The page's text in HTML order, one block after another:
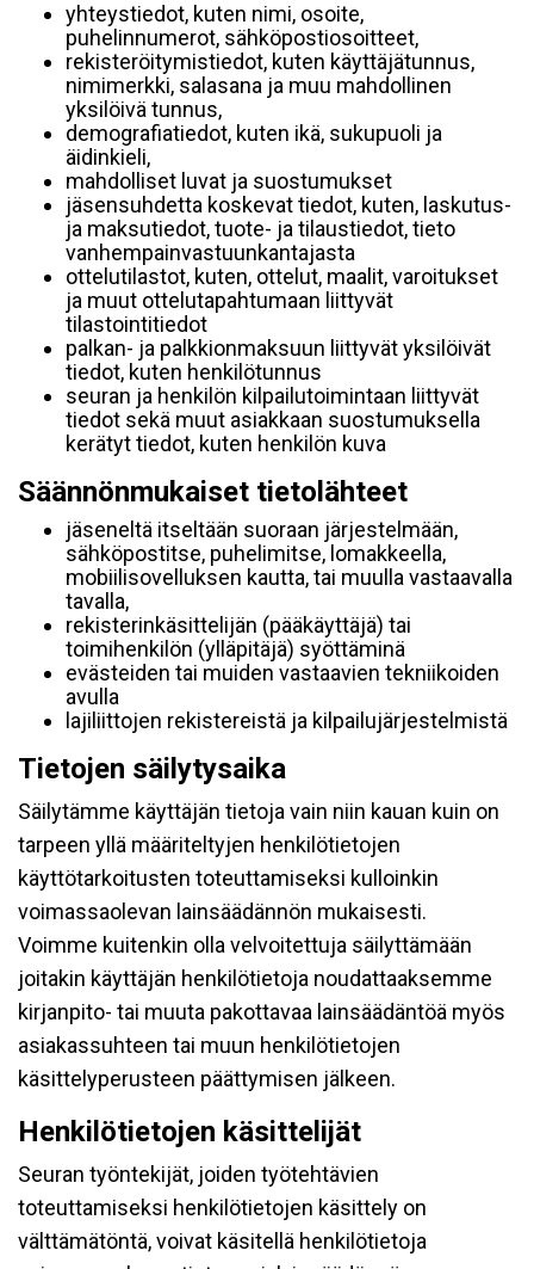
yhteystiedot, kuten nimi, osoite,
puhelinnumerot, sähköpostiosoitteet,
rekisteröitymistiedot, kuten käyttäjätunnus,
nimimerkki, salasana ja muu mahdollinen
yksilöivä tunnus,
demografiatiedot, kuten ikä, sukupuoli ja
äidinkieli,
mahdolliset luvat ja suostumukset
jäsensuhdetta koskevat tiedot, kuten, laskutus-
ja maksutiedot, tuote- ja tilaustiedot, tieto
vanhempainvastuunkantajasta
ottelutilastot, kuten, ottelut, maalit, varoitukset
ja muut ottelutapahtumaan liittyvät
tilastointitiedot
palkan- ja palkkionmaksuun liittyvät yksilöivät
tiedot, kuten henkilötunnus
seuran ja henkilön kilpailutoimintaan liittyvät
tiedot sekä muut asiakkaan suostumuksella
kerätyt tiedot, kuten henkilön kuva
Säännönmukaiset tietolähteet
jäseneltä itseltään suoraan järjestelmään,
sähköpostitse, puhelimitse, lomakkeella,
mobiilisovelluksen kautta, tai muulla vastaavalla
tavalla,
rekisterinkäsittelijän (pääkäyttäjä) tai
toimihenkilön (ylläpitäjä) syöttäminä
evästeiden tai muiden vastaavien tekniikoiden
avulla
lajiliittojen rekistereistä ja kilpailujärjestelmistä
Tietojen säilytysaika
Säilytämme käyttäjän tietoja vain niin kauan kuin on
tarpeen yllä määriteltyjen henkilötietojen
käyttötarkoitusten toteuttamiseksi kulloinkin
voimassaolevan lainsäädännön mukaisesti.
Voimme kuitenkin olla velvoitettuja säilyttämään
joitakin käyttäjän henkilötietoja noudattaaksemme
kirjanpito- tai muuta pakottavaa lainsäädäntöä myös
asiakassuhteen tai muun henkilötietojen
käsittelyperusteen päättymisen jälkeen.
Henkilötietojen käsittelijät
Seuran työntekijät, joiden työtehtävien
toteuttamiseksi henkilötietojen käsittely on
välttämätöntä, voivat käsitellä henkilötietoja